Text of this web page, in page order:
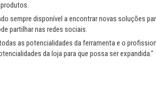
sempre disponível a encontrar novas soluções
partilhar nas redes sociais.
as potencialidades da ferramenta e o
da loja para que possa ser expandida."